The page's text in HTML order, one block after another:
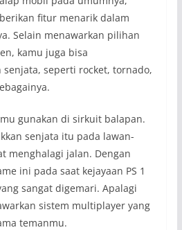
fitur menarik dalam
Selain menawarkan pilihan
kamu juga bisa
seperti rocket, tornado,
gunakan di sirkuit balapan.
senjata itu pada lawan-
menghalagi jalan. Dengan
ini pada saat kejayaan PS 1
sangat digemari. Apalagi
sistem multiplayer yang
temanmu.